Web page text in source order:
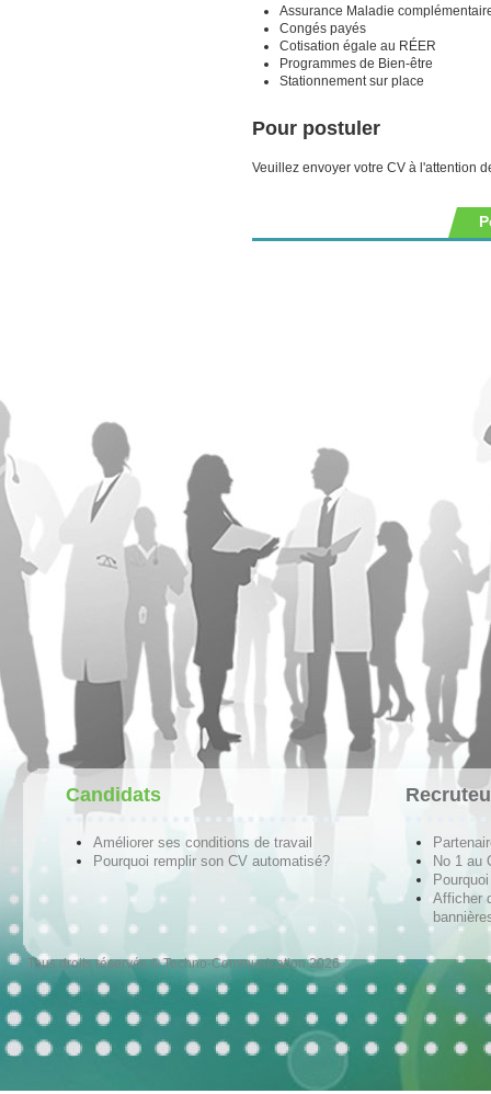
Assurance Maladie
Congés payés
Cotisation égale au RÉER
Programmes de Bien-être
Stationnement sur place
Pour postuler
Veuillez envoyer votre CV à l'attention
Candidats
Améliorer ses conditions de travail
Pourquoi remplir son CV automatisé?
No 1 au
Afficher
Tous droits réservés © Techno-Communication 2026